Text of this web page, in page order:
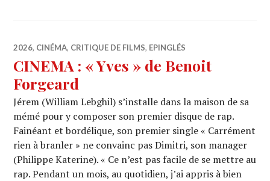
2026, CINÉMA, CRITIQUE DE FILMS, EPINGLÉS
CINEMA : « Yves » de Benoit
Forgeard
Jérem (William Lebghil) s’installe dans la maison de sa
mémé pour y composer son premier disque de rap.
Fainéant et bordélique, son premier single « Carrément
rien à branler » ne convainc pas Dimitri, son manager
(Philippe Katerine). « Ce n’est pas facile de se mettre au
rap. Pendant un mois, au quotidien, j’ai appris à bien